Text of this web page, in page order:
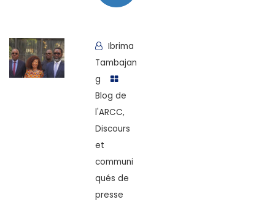
Ibrima
Tambajan
g
Blog de
l'ARCC,
Discours
et
communi
qués de
presse